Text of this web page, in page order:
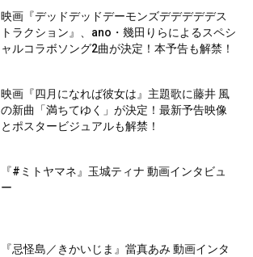
映画『デッドデッドデーモンズデデデデデス
トラクション』、ano・幾田りらによるスペシ
ャルコラボソング2曲が決定！本予告も解禁！
映画『四月になれば彼女は』主題歌に藤井 風
の新曲「満ちてゆく」が決定！最新予告映像
とポスタービジュアルも解禁！
『#ミトヤマネ』玉城ティナ 動画インタビュ
ー
『忌怪島／きかいじま』當真あみ 動画インタ